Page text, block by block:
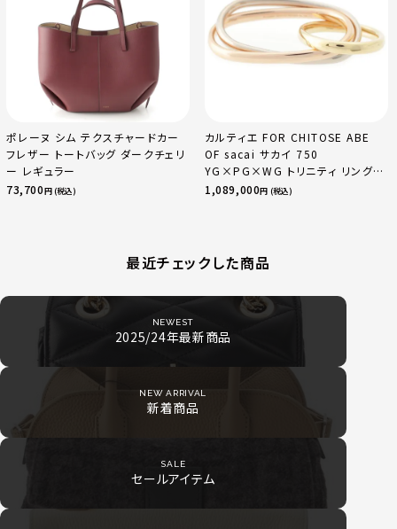
ポレーヌ シム テクスチャードカー
フレザー トートバッグ ダークチェリ
ー レギュラー
73,700円 (税込)
カルティエ FOR CHITOSE ABE
OF sacai サカイ 750
YG×PG×WG トリニティ リング
指輪 マルチカラー 50 51 52
1,089,000円 (税込)
最近チェックした商品
NEWEST
2025/24年最新商品
NEW ARRIVAL
新着商品
SALE
セールアイテム